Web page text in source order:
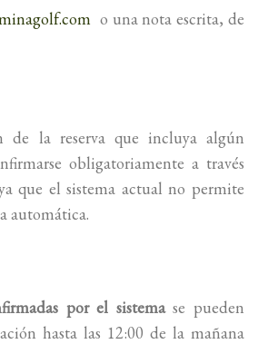
o una nota escrita, de
de la reserva que incluya algún
obligatoriamente a través
que el sistema actual no permite
automática.
por el sistemase pueden
hasta las 12:00 de la mañana